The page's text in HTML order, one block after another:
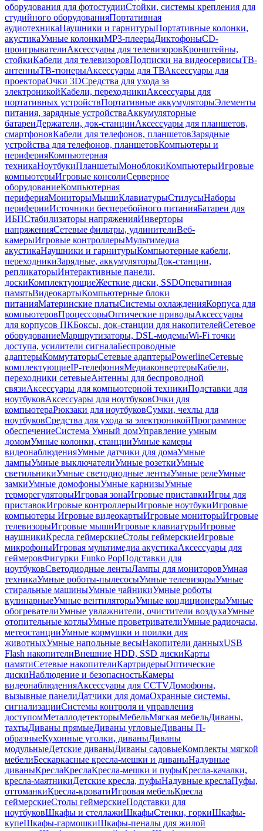
оборудования для фотостудииСтойки, системы крепления для
студийного оборудованияПортативная
аудиотехникаНаушники и гарнитурыПортативные колонки,
акустикаУмные колонкиMP3-плеерыДиктофоныCD-
проигрывателиАксессуары для телевизоровКронштейны,
стойкиКабели для телевизоровПодписки на видеосервисыТВ-
антенныТВ-тюнерыАксессуары для ТВАксессуары для
проектораОчки 3DСредства для ухода за
электроникойКабели, переходникиАксессуары для
портативных устройствПортативные аккумуляторыЭлементы
питания, зарядные устройстваАккумуляторные
батареиДержатели, док-станцииАксессуары для планшетов,
смартфоновКабели для телефонов, планшетовЗарядные
устройства для телефонов, планшетовКомпьютеры и
периферияКомпьютерная
техникаНоутбукиПланшетыМоноблокиКомпьютерыИгровые
компьютерыИгровые консолиСерверное
оборудованиеКомпьютерная
периферияМониторыМышиКлавиатурыСтилусыНаборы
периферииИсточники бесперебойного питанияБатареи для
ИБПСтабилизаторы напряженияИнверторы
напряженияСетевые фильтры, удлинителиВеб-
камерыИгровые контроллерыМультимедиа
акустикаНаушники и гарнитурыКомпьютерные кабели,
переходникиЗарядные, аккумуляторыДок-станции,
репликаторыИнтерактивные панели,
доскиКомплектующиеЖесткие диски, SSDОперативная
памятьВидеокартыКомпьютерные блоки
питанияМатеринские платыСистемы охлажденияКорпуса для
компьютеровПроцессорыОптические приводыАксессуары
для корпусов ПКБоксы, док-станции для накопителейСетевое
оборудованиеМаршрутизаторы, DSL-модемыWi-Fi точки
доступа, усилители сигналаБеспроводные
адаптерыКоммутаторыСетевые адаптерыPowerlineСетевые
комплектующиеIP-телефонияМедиаконвертерыКабели,
переходники сетевыеАнтенны для беспроводной
связиАксессуары для компьютерной техникиПодставки для
ноутбуковАксессуары для ноутбуковОчки для
компьютераРюкзаки для ноутбуковСумки, чехлы для
ноутбуковСредства для ухода за электроникойПрограммное
обеспечениеСистема Умный домУправление умным
домомУмные колонки, станцииУмные камеры
видеонаблюденияУмные датчики для домаУмные
лампыУмные выключателиУмные розеткиУмные
светильникиУмные светодиодные лентыУмные релеУмные
замкиУмные домофоныУмные карнизыУмные
терморегуляторыИгровая зонаИгровые приставкиИгры для
приставокИгровые контроллерыИгровые ноутбукиИгровые
компьютеры Игровые видеокартыИгровые мониторыИгровые
телевизорыИгровые мышиИгровые клавиатурыИгровые
наушникиКресла геймерскиеСтолы геймерскиеИгровые
микрофоныИгровая мультимедиа акустикаАксессуары для
геймеровФигурки Funko PopПодставки для
ноутбуковСветодиодные лентыЛампы для мониторовУмная
техникаУмные роботы-пылесосыУмные телевизорыУмные
стиральные машиныУмные чайникиУмные роботы
кулинарныеУмные вентиляторыУмные кондиционерыУмные
обогревателиУмные увлажнители, очистители воздухаУмные
отопительные котлыУмные проветривателиУмные радиочасы,
метеостанцииУмные кормушки и поилки для
животныхУмные напольные весыНакопители данныхUSB
Flash накопителиВнешние HDD, SSD дискиКарты
памятиСетевые накопителиКартридерыОптические
дискиНаблюдение и безопасностьКамеры
видеонаблюденияАксессуары для CCTVДомофоны,
вызывные панелиДатчики для домаОхранные системы,
сигнализацииСистемы контроля и управления
доступомМеталлодетекторыМебельМягкая мебельДиваны,
тахтыДиваны прямыеДиваны угловыеДиваны П-
образныеКухонные уголки, диваныДиваны
модульныеДетские диваныДиваны садовыеКомплекты мягкой
мебелиБескаркасные кресла-мешки и диваныНадувные
диваныКреслаКреслаКресла-мешки и пуфыКресла-качалки,
кресла-маятникиДетские кресла, пуфыНадувные креслаПуфы,
оттоманкиКресла-кроватиИгровая мебельКресла
геймерскиеСтолы геймерскиеПодставки для
ноутбуковШкафы и стеллажиШкафыСтенки, горкиШкафы-
купеШкафы-гармошкиШкафы-пеналы для жилой